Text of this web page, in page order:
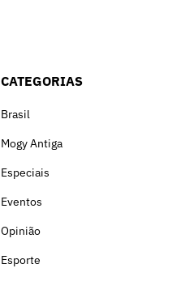
CATEGORIAS
Brasil
Mogy Antiga
Especiais
Eventos
Opinião
Esporte